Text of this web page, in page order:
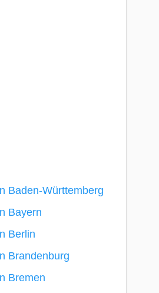
Baden-Württemberg
Bayern
Berlin
Brandenburg
Bremen